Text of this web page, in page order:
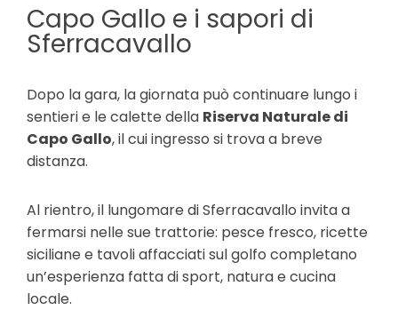
Capo Gallo e i sapori di
Sferracavallo
Dopo la gara, la giornata può continuare lungo i
sentieri e le calette della Riserva Naturale di
Capo Gallo, il cui ingresso si trova a breve
distanza.
Al rientro, il lungomare di Sferracavallo invita a
fermarsi nelle sue trattorie: pesce fresco, ricette
siciliane e tavoli affacciati sul golfo completano
un’esperienza fatta di sport, natura e cucina
locale.